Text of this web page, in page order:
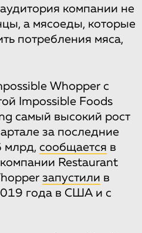
компании не
а мясоеды, которые
потребления мяса,
Whopper c
Impossible Foods
самый высокий рост
за последние
млрд, сообщается в
Restaurant
запустили в
года в США и с